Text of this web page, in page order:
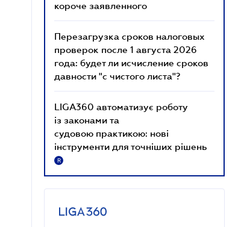
короче заявленного
Перезагрузка сроков налоговых
проверок после 1 августа 2026
года: будет ли исчисление сроков
давности "с чистого листа"?
LIGA360 автоматизує роботу
із законами та
судовою практикою: нові
інструменти для точніших рішень
R